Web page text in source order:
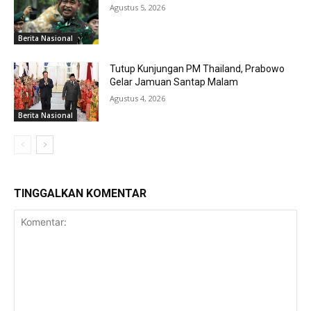
Berita Nasional
Agustus 5, 2026
Berita Nasional
Tutup Kunjungan PM Thailand, Prabowo
Gelar Jamuan Santap Malam
Agustus 4, 2026
TINGGALKAN KOMENTAR